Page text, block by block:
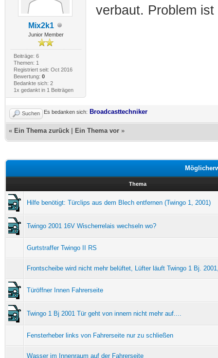
Mix2k1
Junior Member
Beiträge: 6
Themen: 1
Registriert seit: Oct 2016
Bewertung: 0
Bedankte sich: 2
1x gedankt in 1 Beiträgen
verbaut. Problem
Suchen Es bedanken sich: Broadcasttechniker
« Ein Thema zurück Ein Thema vor »
Thema
Hilfe benötigt: Türclips aus dem Blech entfernen (Twingo 1, 2001)
Twingo 2001 16V Wischerrelais wechseln wo?
Gurtstraffer Twingo II RS
Frontscheibe wird nicht mehr belüftet, Lüfter läuft Twingo 1 Bj.
Türöffner Innen Fahrerseite
Twingo 1 Bj 2001 Tür geht von innern nicht mehr auf....
Fensterheber links von Fahrerseite nur zu schließen
Wasser im Innenraum auf der Fahrerseite